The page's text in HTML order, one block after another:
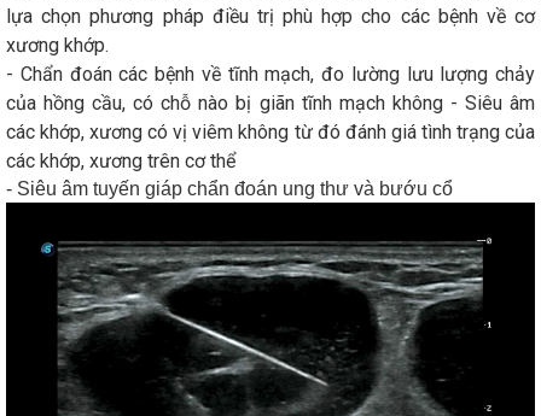
lựa chọn phương pháp điều trị phù hợp cho các bệnh về cơ
xương khớp.
- Chẩn đoán các bệnh về tĩnh mạch, đo lường lưu lượng chảy
của hồng cầu, có chỗ nào bị giãn tĩnh mạch không - Siêu âm
các khớp, xương có vị viêm không từ đó đánh giá tình trạng của
các khớp, xương trên cơ thể
- Siêu âm tuyến giáp chẩn đoán ung thư và bướu cổ